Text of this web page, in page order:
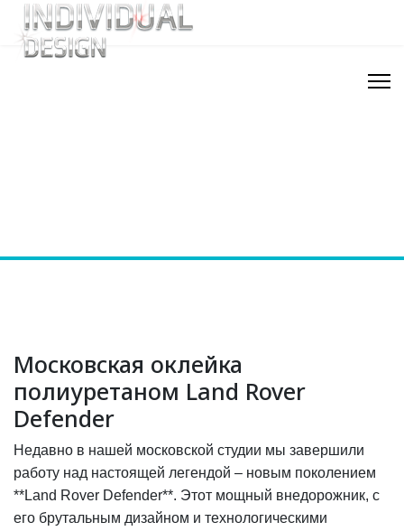
Московская оклейка
полиуретаном Land Rover
Defender
Недавно в нашей московской студии мы завершили
работу над настоящей легендой – новым поколением
**Land Rover Defender**. Этот мощный внедорожник, с
его брутальным дизайном и технологическими